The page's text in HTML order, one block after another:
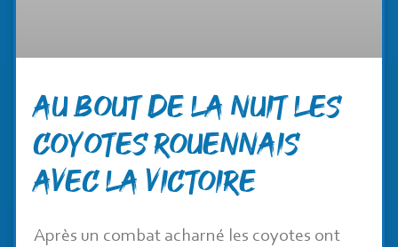
Au bout de la nuit les
coyotes rouennais
avec la victoire
Après un combat acharné les coyotes ont